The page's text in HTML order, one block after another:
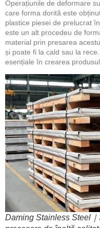
Operațiunile de deformare
care forma dorită este
plastice piesei de prelucrat
este un alt procedeu de
material prin presarea
și poate fi la cald sau la
esențiale în crearea
Daming Stainless Steel